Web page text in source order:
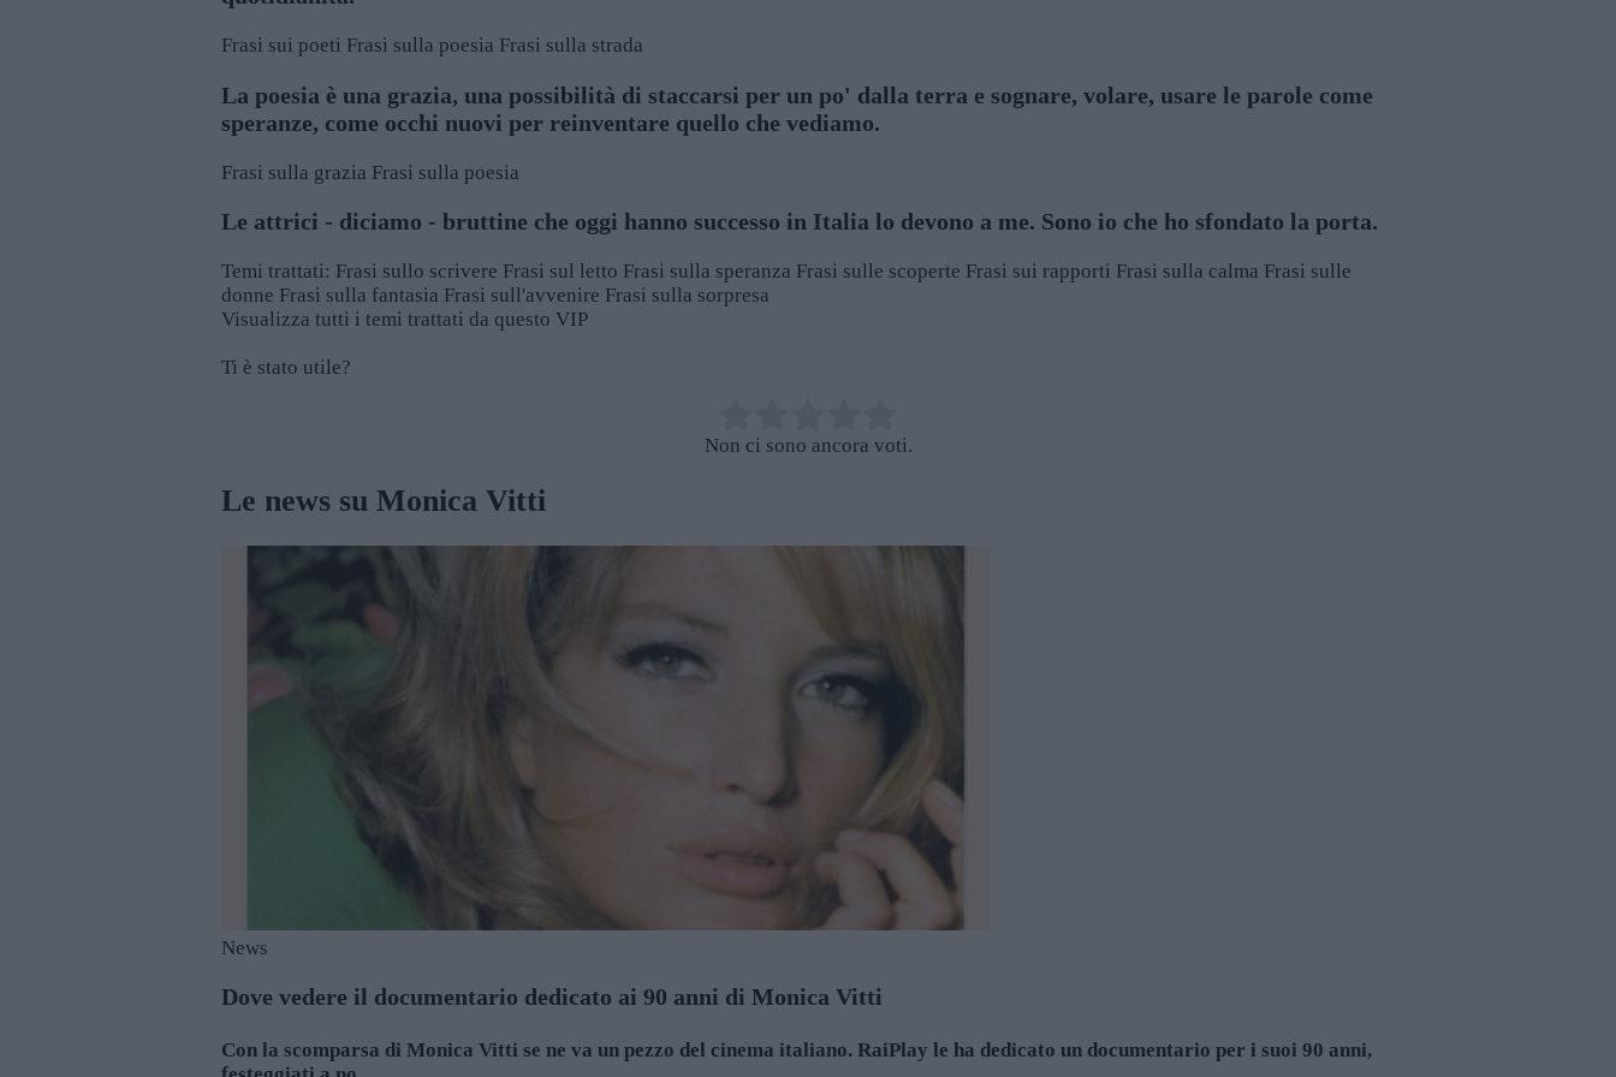
Frasi sui poeti Frasi sulla poesia Frasi sulla strada
La poesia è una grazia, una possibilità di staccarsi per un po' dalla terra e sognare, volare, usare le parole come
speranze, come occhi nuovi per reinventare quello che vediamo.
Frasi sulla grazia Frasi sulla poesia
Le attrici - diciamo - bruttine che oggi hanno successo in Italia lo devono a me. Sono io che ho sfondato la porta.
Temi trattati: Frasi sullo scrivere Frasi sul letto Frasi sulla speranza Frasi sulle scoperte Frasi sui rapporti Frasi sulla calma Frasi sulle
donne Frasi sulla fantasia Frasi sull'avvenire Frasi sulla sorpresa
Visualizza tutti i temi trattati da questo VIP
Ti è stato utile?
Non ci sono ancora voti.
Le news su Monica Vitti
News
Dove vedere il documentario dedicato ai 90 anni di Monica Vitti
Con la scomparsa di Monica Vitti se ne va un pezzo del cinema italiano. RaiPlay le ha dedicato un documentario per i suoi 90 anni,